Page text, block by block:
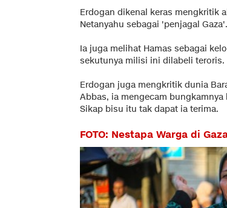
Erdogan dikenal keras mengkritik
Netanyahu sebagai 'penjagal Gaza'.
Ia juga melihat Hamas sebagai
sekutunya milisi ini dilabeli teroris.
Erdogan juga mengkritik dunia
Abbas, ia mengecam
Sikap bisu itu tak dapat ia terima.
FOTO: Nestapa Warga di